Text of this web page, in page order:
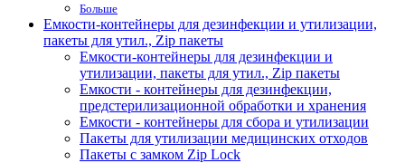
Больше
Емкости-контейнеры для дезинфекции и утилизации,
пакеты для утил., Zip пакеты
Емкости-контейнеры для дезинфекции и
утилизации, пакеты для утил., Zip пакеты
Емкости - контейнеры для дезинфекции,
предстерилизационной обработки и хранения
Емкости - контейнеры для сбора и утилизации
Пакеты для утилизации медицинских отходов
Пакеты с замком Zip Lock